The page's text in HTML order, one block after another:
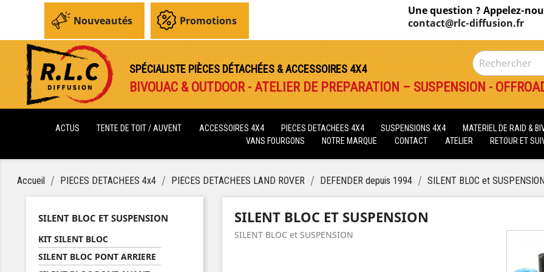
Nouveautés Promotions
Une question ? Appelez-
contact@rlc-diffusion.fr
SPÉCIALISTE PIÈCES DÉTACHÉES & ACCESSOIRES 4X4
BIVOUAC & OUTDOOR - ATELIER DE PREPARATION – SUSPENSION -
ACTUS TENTE DE TOIT / AUVENT ACCESSOIRES 4X4 PIECES DETACHEES 4X4 SUSPENSIONS 4X4 MATERIEL DE RAID &
VANS FOURGONS
NOTRE MARQUE CONTACT ATELIER RETOUR ET
Accueil PIECES DETACHEES 4x4 PIECES DETACHEES LAND ROVER DEFENDER depuis 1994 SILENT BLOC et SUSPENSION
SILENT BLOC ET SUSPENSION
KIT SILENT BLOC
SILENT BLOC PONT ARRIERE
SILENT BLOC ET SUSPENSION
SILENT BLOC et SUSPENSION